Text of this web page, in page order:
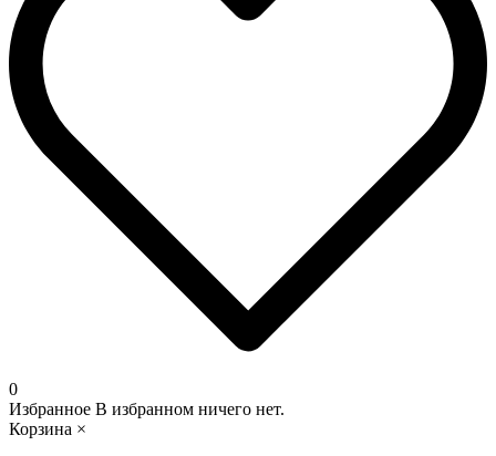
0
Избранное В избранном ничего нет.
Корзина ×